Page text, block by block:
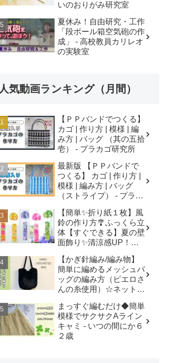
いのおりがみ研究室
夏休み！自由研究・工作
「段ボール箱空気砲の作
成」 - 高校教員カリレオ
の実験室
人気動画ランキング（月間）
【ＰＰバンドでつくる】
カゴ | 作り方 | 模様 | 編
み方 | バッグ （其の五拾
壱） - プラカゴ研究所
最新版 【ＰＰバンドで
つくる】 カゴ | 作り方 |
模様 | 編み方 | バッグ
（ストライプ） - プラカ
【簡単✨折り紙１枚】風
鈴の作り方🎐ふっくら立
体【すぐできる】夏の壁
面飾り✨清涼感UP！無
Origami Wind Chimes -
はなみこと
【かぎ針編み/編み物】
簡単に編めるメッシュバ
ッグの編み方（ピエロさ
んの糸使用）☆ネットバ
mesh bag/tutorial - そろ
そろはじめよう
☆crochet
まっすぐ編むだけ◆簡単
模様でサクサクAライン
キャミ - いつの間にか６
２歳